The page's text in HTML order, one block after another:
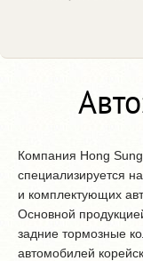
Компания Hong
специализируется
и комплектующих
Основной
задние тормозные
автомобилей